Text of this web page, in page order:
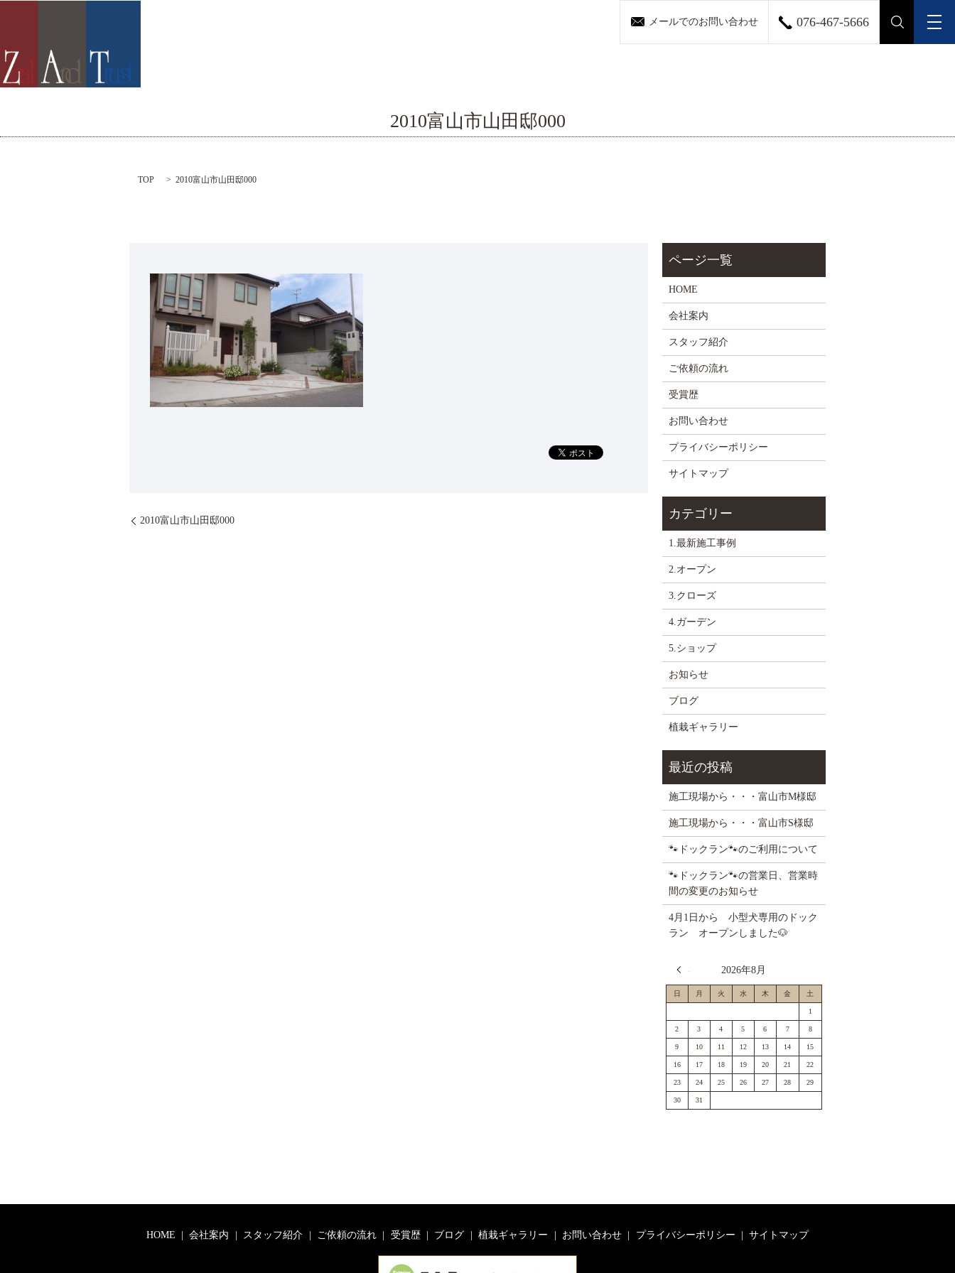
メールでのお問い合わせ 076-467-5666
2010富山市山田邸000
TOP 2010富山市山田邸000
2010富山市山田邸000
HOME
会社案内
スタッフ紹介
ご依頼の流れ
受賞歴
お問い合わせ
プライバシーポリシー
サイトマップ
1.最新施工事例
2.オープン
3.クローズ
4.ガーデン
5.ショップ
お知らせ
ブログ
植栽ギャラリー
施工現場から・・・富山市M様邸
施工現場から・・・富山市S様邸
🐾ドックラン🐾のご利用について
🐾ドックラン🐾の営業日、営業時
間の変更のお知らせ
4月1日から 小型犬専用のドック
ラン オープンしました🐶
2026年8月
日 月 火 水 木 金 土
1
2 3 4 5 6 7 8
9 10 11 12 13 14 15
16 17 18 19 20 21 22
23 24 25 26 27 28 29
30 31
HOME 会社案内 スタッフ紹介 ご依頼の流れ 受賞歴 ブログ 植栽ギャラリー お問い合わせ プライバシーポリシー サイトマップ